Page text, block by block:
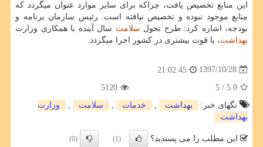
این منابع تخصیص یافت، چراكه برای سایر موارد عنوان میگردد كه
منابع موجود نبوده و تخصیص نیافته است. رئیس سازمان برنامه و
بودجه، اشاره كرد: طرح تحول سلامت سال آینده با همكاری وزارت
بهداشت، با قوت بیشتری در كشور اجرا میگردد.
1397/10/28
21:02:45
5.0
/ 5
5120
تگهای خبر:
بهداشت خدمات سلامت
وزارت
بهداشت
این مطلب را می پسندید؟ (1)
(0)